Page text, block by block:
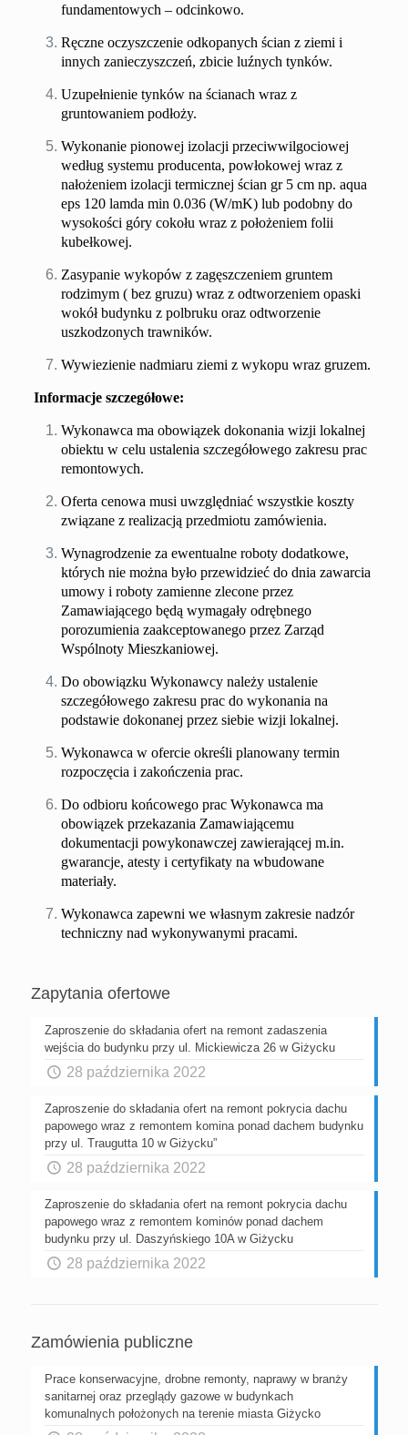
fundamentowych – odcinkowo.
Ręczne oczyszczenie odkopanych ścian z ziemi i
innych zanieczyszczeń, zbicie luźnych tynków.
Uzupełnienie tynków na ścianach wraz z
gruntowaniem podłoży.
Wykonanie pionowej izolacji przeciwwilgociowej
według systemu producenta, powłokowej wraz z
nałożeniem izolacji termicznej ścian gr 5 cm np. aqua
eps 120 lamda min 0.036 (W/mK) lub podobny do
wysokości góry cokołu wraz z położeniem folii
kubełkowej.
Zasypanie wykopów z zagęszczeniem gruntem
rodzimym ( bez gruzu) wraz z odtworzeniem opaski
wokół budynku z polbruku oraz odtworzenie
uszkodzonych trawników.
Wywiezienie nadmiaru ziemi z wykopu wraz gruzem.
Informacje szczegółowe:
Wykonawca ma obowiązek dokonania wizji lokalnej
obiektu w celu ustalenia szczegółowego zakresu prac
remontowych.
Oferta cenowa musi uwzględniać wszystkie koszty
związane z realizacją przedmiotu zamówienia.
Wynagrodzenie za ewentualne roboty dodatkowe,
których nie można było przewidzieć do dnia zawarcia
umowy i roboty zamienne zlecone przez
Zamawiającego będą wymagały odrębnego
porozumienia zaakceptowanego przez Zarząd
Wspólnoty Mieszkaniowej.
Do obowiązku Wykonawcy należy ustalenie
szczegółowego zakresu prac do wykonania na
podstawie dokonanej przez siebie wizji lokalnej.
Wykonawca w ofercie określi planowany termin
rozpoczęcia i zakończenia prac.
Do odbioru końcowego prac Wykonawca ma
obowiązek przekazania Zamawiającemu
dokumentacji powykonawczej zawierającej m.in.
gwarancje, atesty i certyfikaty na wbudowane
materiały.
Wykonawca zapewni we własnym zakresie nadzór
techniczny nad wykonywanymi pracami.
Zapytania ofertowe
Zaproszenie do składania ofert na remont zadaszenia
wejścia do budynku przy ul. Mickiewicza 26 w Giżycku
28 października 2022
Zaproszenie do składania ofert na remont pokrycia dachu
papowego wraz z remontem komina ponad dachem budynku
przy ul. Traugutta 10 w Giżycku”
28 października 2022
Zaproszenie do składania ofert na remont pokrycia dachu
papowego wraz z remontem kominów ponad dachem
budynku przy ul. Daszyńskiego 10A w Giżycku
28 października 2022
Zamówienia publiczne
Prace konserwacyjne, drobne remonty, naprawy w branży
sanitarnej oraz przeglądy gazowe w budynkach
komunalnych położonych na terenie miasta Giżycko